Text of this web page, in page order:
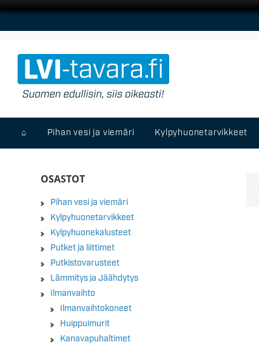
⌂ Pihan vesi ja viemäri Kylpyhuonetarvikkeet
OSASTOT
Pihan vesi ja viemäri
Kylpyhuonetarvikkeet
Kylpyhuonekalusteet
Putket ja liittimet
Putkistovarusteet
Lämmitys ja Jäähdytys
Ilmanvaihto
Ilmanvaihtokoneet
Huippuimurit
Kanavapuhaltimet